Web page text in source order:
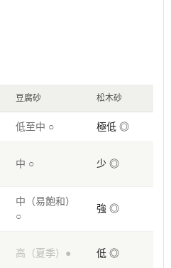
豆腐砂 松木砂
低至中 ○ 極低 ◎
中 ○ 少 ◎
中（易飽和）
○
強 ◎
高（夏季）● 低 ◎